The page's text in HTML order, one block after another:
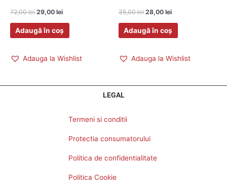
72,00lei 29,00 lei
Adaugă în coș
Adauga la Wishlist
35,00lei 28,00 lei
Adaugă în coș
Adauga la Wishlist
LEGAL
Termeni si conditii
Protectia consumatorului
Politica de confidentialitate
Politica Cookie